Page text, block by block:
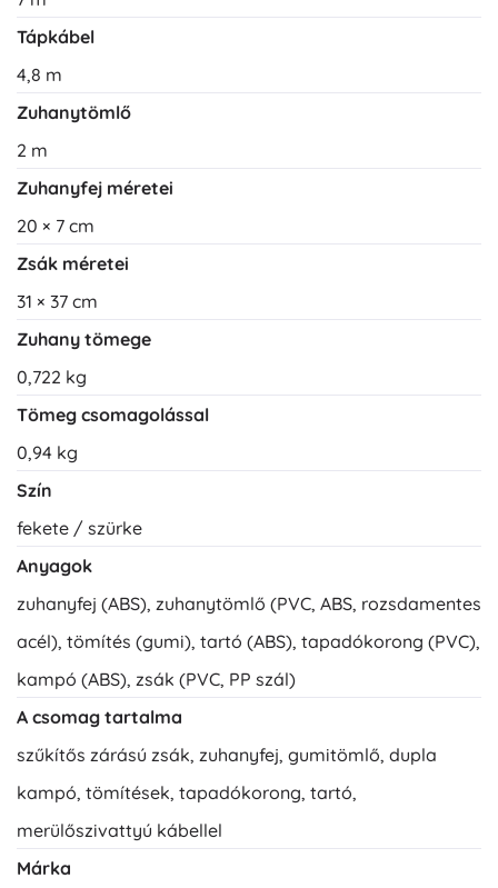
Tápkábel
4,8 m
Zuhanytömlő
2 m
Zuhanyfej méretei
20 × 7 cm
Zsák méretei
31 × 37 cm
Zuhany tömege
0,722 kg
Tömeg csomagolással
0,94 kg
Szín
fekete / szürke
Anyagok
zuhanyfej (ABS), zuhanytömlő (PVC, ABS, rozsdamentes
acél), tömítés (gumi), tartó (ABS), tapadókorong (PVC),
kampó (ABS), zsák (PVC, PP szál)
A csomag tartalma
szűkítős zárású zsák, zuhanyfej, gumitömlő, dupla
kampó, tömítések, tapadókorong, tartó,
merülőszivattyú kábellel
Márka